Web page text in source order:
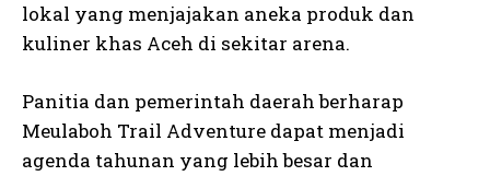
lokal yang menjajakan aneka produk dan
kuliner khas Aceh di sekitar arena.
Panitia dan pemerintah daerah berharap
Meulaboh Trail Adventure dapat menjadi
agenda tahunan yang lebih besar dan